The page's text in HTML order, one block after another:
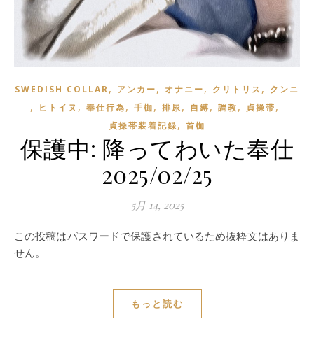
SWEDISH COLLAR, アンカー, オナニー, クリトリス , クンニ
, ヒトイヌ , 奉仕行為, 手枷, 排尿, 自縛, 調教, 貞操帯,
貞操帯装着記録, 首枷
保護中: 降ってわいた奉仕
2025/02/25
5月 14, 2025
この投稿はパスワードで保護されているため抜粋文はありま
せん。
もっと読む